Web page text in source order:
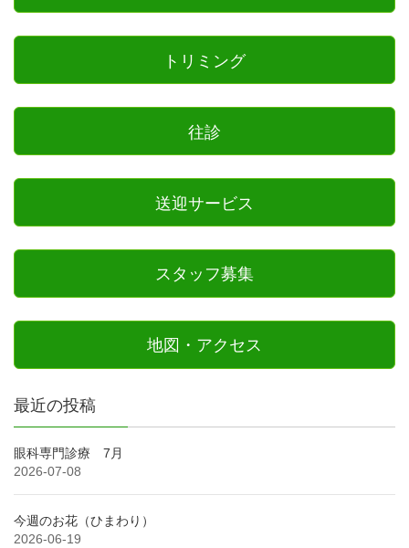
トリミング
往診
送迎サービス
スタッフ募集
地図・アクセス
最近の投稿
眼科専門診療 7月
2026-07-08
今週のお花（ひまわり）
2026-06-19